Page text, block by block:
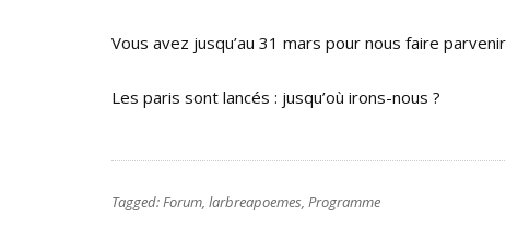
Vous avez jusqu’au 31 mars pour nous faire
Les paris sont lancés : jusqu’où irons-nous ?
Tagged:Forum, larbreapoemes, Programme